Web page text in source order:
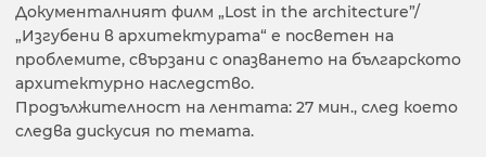
Документалният филм „Lost in the architecture”/
„Изгубени в архитектурата“ е посветен на
проблемите, свързани с опазването на българското
архитектурно наследство.
Продължителност на лентата: 27 мин., след което
следва дискусия по темата.